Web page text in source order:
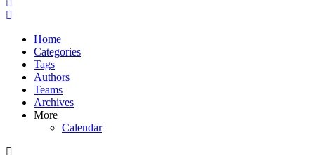
Home
Categories
Tags
Authors
Teams
Archives
More
Calendar